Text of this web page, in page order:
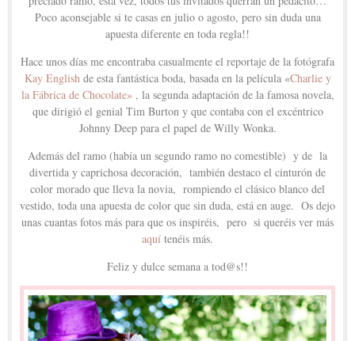
Poco aconsejable si te casas en julio o agosto, pero sin duda una
apuesta diferente en toda regla!!
Hace unos días me encontraba casualmente el reportaje de la fotógrafa
Kay English de esta fantástica boda, basada en la película «Charlie y
la Fábrica de Chocolate» , la segunda adaptación de la famosa novela,
que dirigió el genial Tim Burton y que contaba con el excéntrico
Johnny Deep para el papel de Willy Wonka.
Además del ramo (había un segundo ramo no comestible) y de la
divertida y caprichosa decoración, también destaco el cinturón de
color morado que lleva la novia, rompiendo el clásico blanco del
vestido, toda una apuesta de color que sin duda, está en auge. Os dejo
unas cuantas fotos más para que os inspiréis, pero si queréis ver más
aquí tenéis más.
Feliz y dulce semana a tod@s!!